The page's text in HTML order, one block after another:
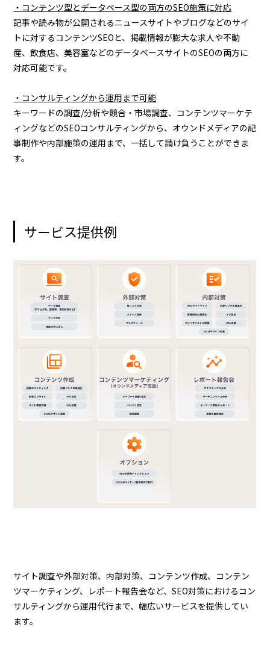
・コンテンツ型とデータベース型の両方のSEO施策に対応
記事や読み物が公開されるニュースサイトやブログなどのサイ
トに対するコンテンツSEOと、掲載情報が膨大な求人や不動
産、飲食店、美容室などのデータベースサイトのSEOの両方に
対応可能です。
・コンサルティングから運用まで可能
キーワードの調査/分析や競合・市場調査、コンテンツマーケテ
ィングなどのSEOコンサルティングから、オウンドメディアの記
事制作や内部施策の運用まで、一括して請け負うことができま
す。
サービス提供例
サイト調査や外部対策、内部対策、コンテンツ作成、コンテン
ツマーケティング、レポート報告会など、SEO対策におけるコン
サルティングから運用代行まで、幅広いサービスを提供してい
ます。